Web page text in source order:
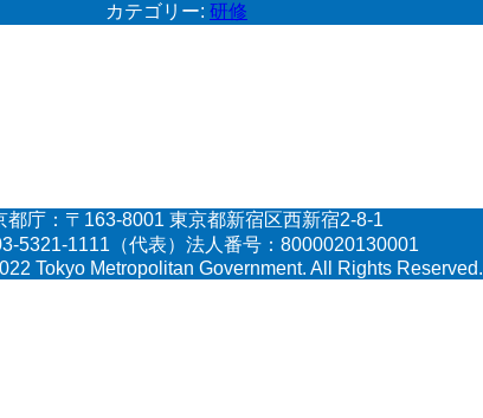
カテゴリー: 研修
都庁：〒163-8001 東京都新宿区西新宿2-8-1
5321-1111（代表）法人番号：8000020130001
Tokyo Metropolitan Government. All Rights Reserved.